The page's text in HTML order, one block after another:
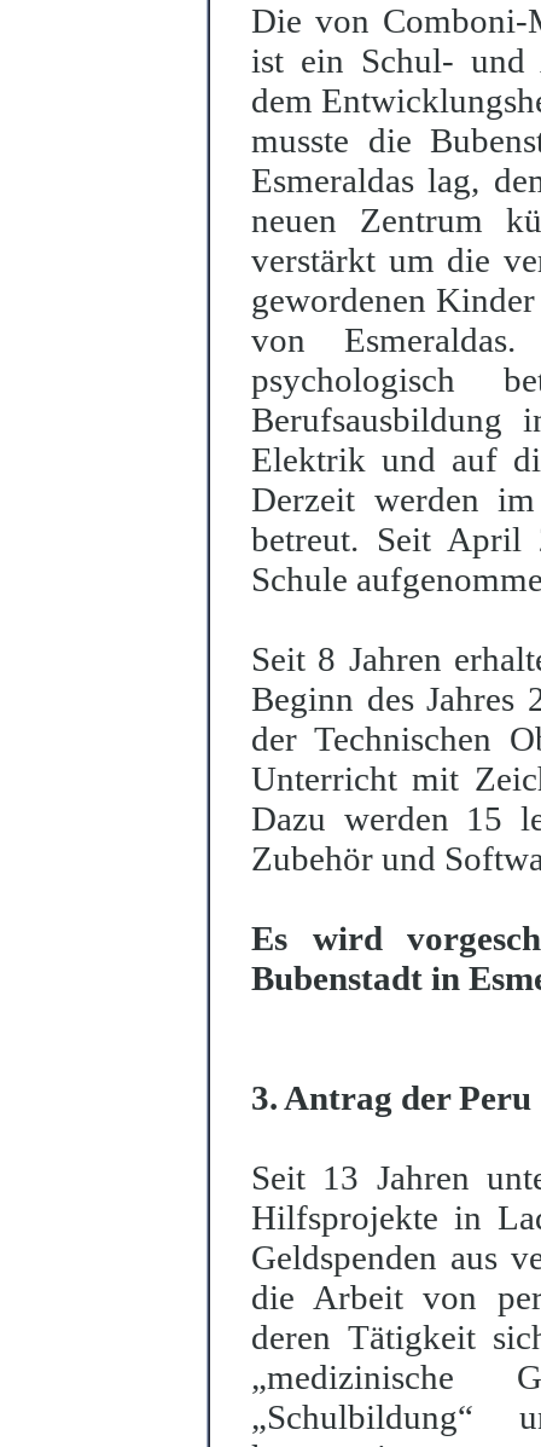
Die von Comboni-
ist ein Schul- und
dem
musste die
Esmeraldas lag,
neuen Zentrum
verstärkt um die
gewordenen
von
psychologisch
Berufsausbildung
Elektrik und auf
Derzeit werden
betreut. Seit April
Schule
Seit 8 Jahren
Beginn des Jahres
der Technischen
Unterricht mit
Dazu werden 15
Zubehör und
Es wird
Bubenstadt in
3. Antrag der Peru
Seit 13 Jahren
Hilfsprojekte in
Geldspenden aus
die Arbeit von
deren Tätigkeit
„medizinische
„Schulbildung“